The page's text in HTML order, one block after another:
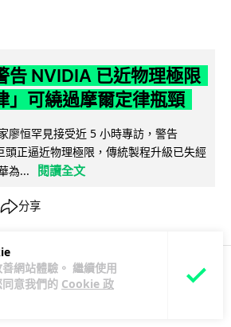
網站體驗。 繼續使用
意我們的 Cookie 政
告 NVIDIA 已近物理極限
」可繞過摩爾定律瓶頸
廖恒罕見接受近 5 小時專訪，警告
頭正逼近物理極限，傳統製程升級已失經
為...
閱讀全文
分享
城中熱話